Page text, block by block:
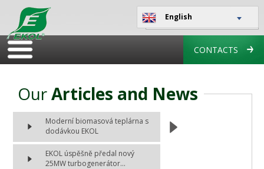
English
CONTACTS
OurArticles and News
Moderní biomasová teplárna s
dodávkou EKOL
EKOL úspěšně předal nový
25MW turbogenerátor...